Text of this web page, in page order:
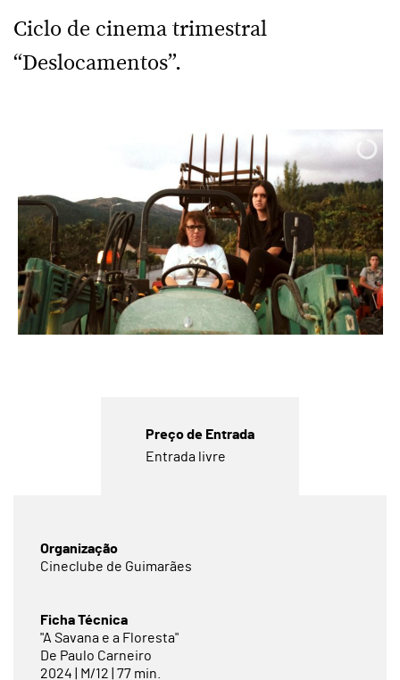
Ciclo de cinema trimestral
“Deslocamentos”.
Organização
Cineclube de Guimarães
Ficha Técnica
"A Savana e a Floresta"
De Paulo Carneiro
2024 | M/12 | 77 min.
Preço de Entrada
Entrada livre